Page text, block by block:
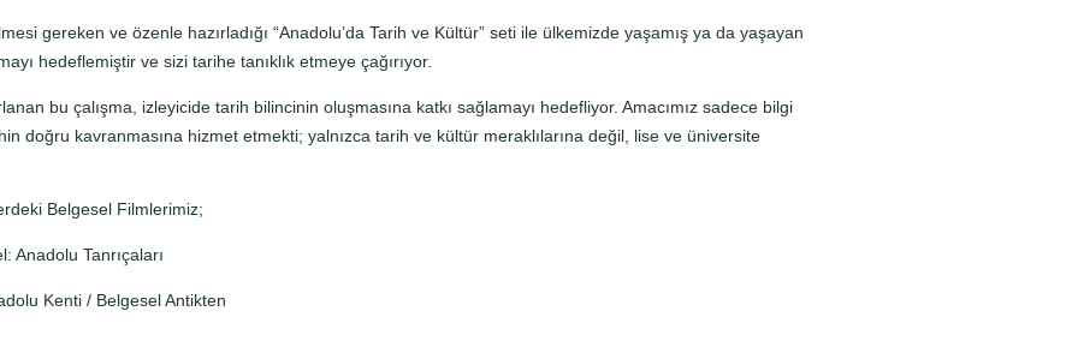
gereken ve özenle hazırladığı “Anadolu’da Tarih ve Kültür” seti ile ülkemizde yaşamış ya da yaşayan
hedeflemiştir ve sizi tarihe tanıklık etmeye çağırıyor.
bu çalışma, izleyicide tarih bilincinin oluşmasına katkı sağlamayı hedefliyor. Amacımız sadece bilgi
doğru kavranmasına hizmet etmekti; yalnızca tarih ve kültür meraklılarına değil, lise ve üniversite
Belgesel Filmlerimiz;
Anadolu Tanrıçaları
Kenti / Belgesel Antikten